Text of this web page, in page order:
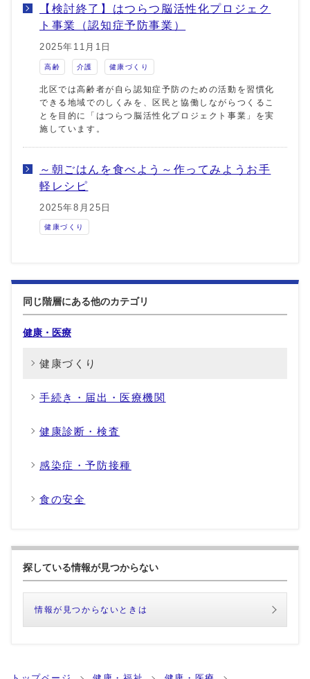
【検討終了】はつらつ脳活性化プロジェク
ト事業（認知症予防事業）
2025年11月1日
高齢 介護 健康づくり
北区では高齢者が自ら認知症予防のための活動を習慣化
できる地域でのしくみを、区民と協働しながらつくるこ
とを目的に「はつらつ脳活性化プロジェクト事業」を実
施しています。
～朝ごはんを食べよう～作ってみようお手
軽レシピ
2025年8月25日
健康づくり
同じ階層にある他のカテゴリ
健康・医療
健康づくり
手続き・届出・医療機関
健康診断・検査
感染症・予防接種
食の安全
探している情報が見つからない
情報が見つからないときは